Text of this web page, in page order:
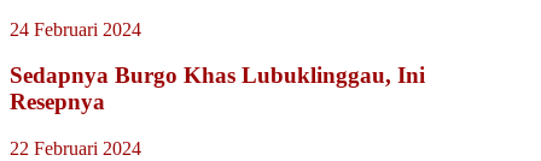
24 Februari 2024
Sedapnya Burgo Khas Lubuklinggau, Ini
Resepnya
22 Februari 2024